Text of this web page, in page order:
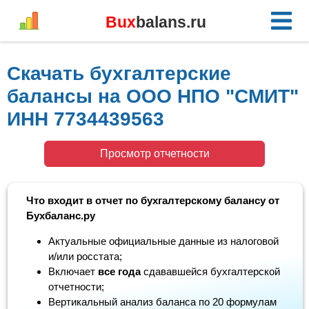
Buxbalans.ru
Скачать бухгалтерские
балансы на ООО НПО "СМИТ"
ИНН 7734439563
Просмотр отчетности
Что входит в отчет по бухгалтерскому балансу от
Бухбаланс.ру
Актуальные официальные данные из налоговой
и/или росстата;
Включает все годасдававшейся бухгалтерской
отчетности;
Вертикальный анализ баланса по 20 формулам